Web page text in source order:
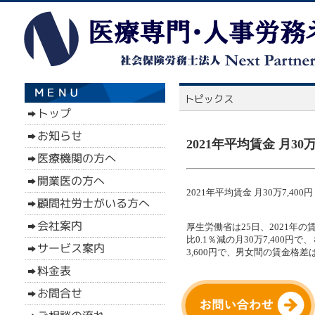
2021年平均賃金 月30
2021年平均賃金 月30万7,400
厚生労働省は25日、2021年の
比0.1％減の月30万7,400円で
3,600円で、男女間の賃金格差